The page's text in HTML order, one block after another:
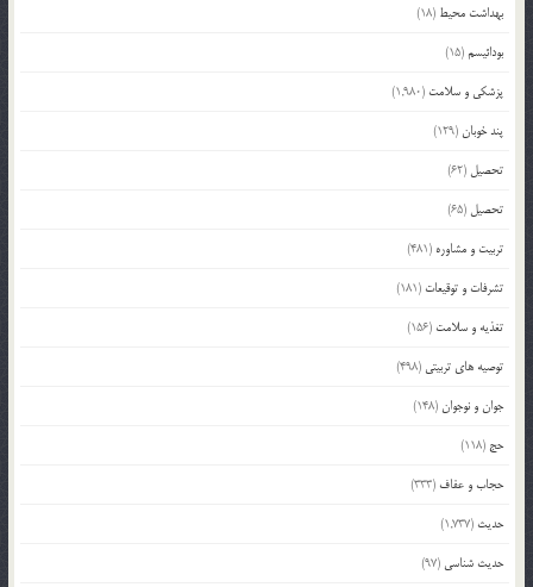
بهداشت محیط (18)
بودائیسم(15)
پزشکی و سلامت (1,980)
پند خوبان(129)
تحصیل (62)
تحصیل (65)
تربیت و مشاوره (481)
تشرفات و توقیعات (181)
تغذیه و سلامت (156)
توصیه های تربیتی (498)
جوان و نوجوان(148)
حج (118)
حجاب و عفاف (333)
حدیث (1,737)
حدیث شناسی (97)